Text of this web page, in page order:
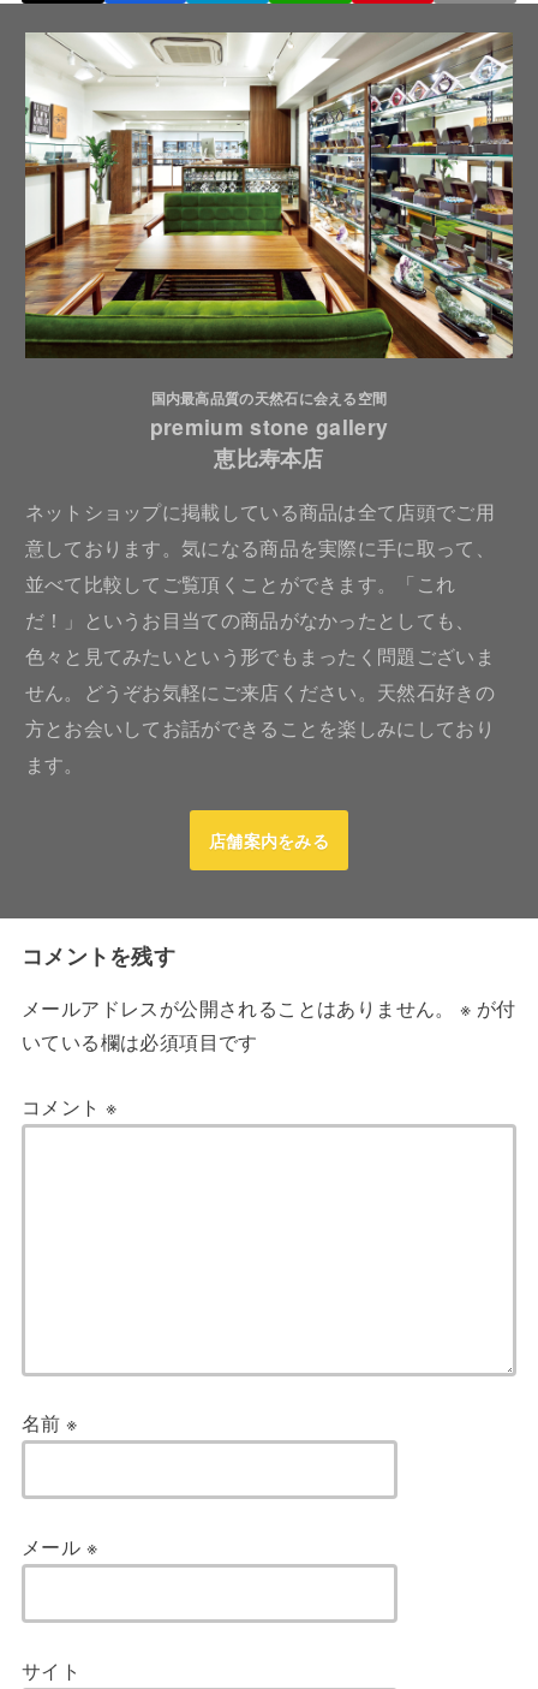
国内最高品質の天然石に会える空間
premium stone gallery
恵比寿本店
ネットショップに掲載している商品は全て店頭でご用
意しております。気になる商品を実際に手に取って、
並べて比較してご覧頂くことができます。「これ
だ！」というお目当ての商品がなかったとしても、
色々と見てみたいという形でもまったく問題ございま
せん。どうぞお気軽にご来店ください。天然石好きの
方とお会いしてお話ができることを楽しみにしており
ます。
店舗案内をみる
コメントを残す
メールアドレスが公開されることはありません。 ※ が付
いている欄は必須項目です
コメント ※
名前※
メール ※
サイト